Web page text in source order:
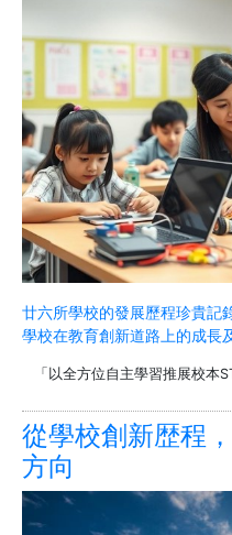
廿六所學校的發展歷程珍貴記
學校在教育創新道路上的成長
「以全方位自主學習推展校本
從學校創新歴程
方向